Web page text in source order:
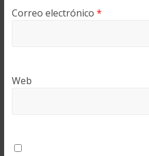
Correo electrónico *
Web